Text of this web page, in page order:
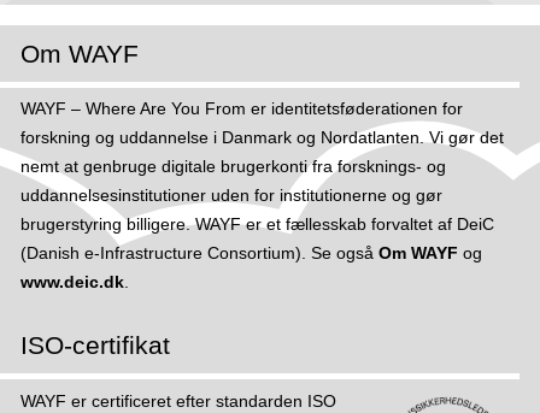
Om WAYF
WAYF – Where Are You From er identitetsføderationen for
forskning og uddannelse i Danmark og Nordatlanten. Vi gør det
nemt at genbruge digitale brugerkonti fra forsknings- og
uddannelsesinstitutioner uden for institutionerne og gør
brugerstyring billigere. WAYF er et fællesskab forvaltet af DeiC
(Danish e-Infrastructure Consortium). Se også Om WAYF og
www.deic.dk.
ISO-certifikat
WAYF er certificeret efter standarden ISO